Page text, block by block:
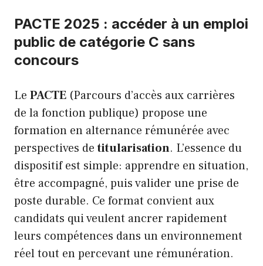
PACTE 2025 : accéder à un emploi
public de catégorie C sans
concours
Le PACTE (Parcours d’accès aux carrières
de la fonction publique) propose une
formation en alternance rémunérée avec
perspectives detitularisation. L’essence du
dispositif est simple: apprendre en situation,
être accompagné, puis valider une prise de
poste durable. Ce format convient aux
candidats qui veulent ancrer rapidement
leurs compétences dans un environnement
réel tout en percevant une rémunération.